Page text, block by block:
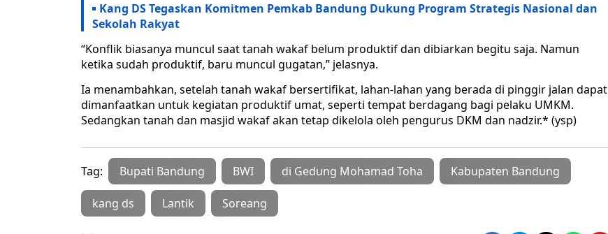
Kang DS Tegaskan Komitmen Pemkab Bandung Dukung Program Strategis Nasional dan
Sekolah Rakyat
“Konflik biasanya muncul saat tanah wakaf belum produktif dan dibiarkan begitu saja. Namun
ketika sudah produktif, baru muncul gugatan,” jelasnya.
Ia menambahkan, setelah tanah wakaf bersertifikat, lahan-lahan yang berada di pinggir jalan dapat
dimanfaatkan untuk kegiatan produktif umat, seperti tempat berdagang bagi pelaku UMKM.
Sedangkan tanah dan masjid wakaf akan tetap dikelola oleh pengurus DKM dan nadzir.* (ysp)
Tag: Bupati Bandung BWI di Gedung Mohamad Toha Kabupaten Bandung
kang ds Lantik Soreang